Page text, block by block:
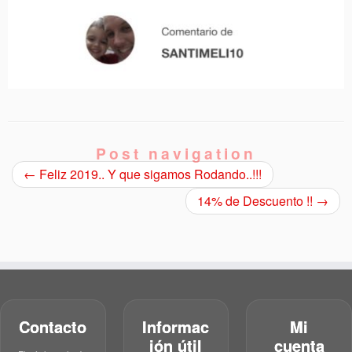
Post navigation
← Feliz 2019.. Y que sigamos Rodando..!!!
14% de Descuento !! →
Contacto
Informac
ión útil
Mi
cuenta